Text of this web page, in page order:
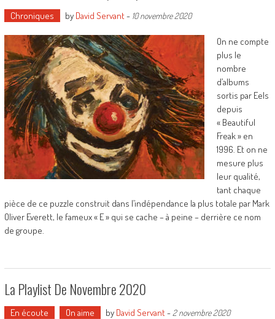
Chroniques by David Servant- 10 novembre 2020
On ne compte
plus le
nombre
d’albums
sortis par Eels
depuis
« Beautiful
Freak » en
1996. Et on ne
mesure plus
leur qualité,
tant chaque
pièce de ce puzzle construit dans l’indépendance la plus totale par Mark
Oliver Everett, le fameux « E » qui se cache – à peine – derrière ce nom
de groupe.
La Playlist De Novembre 2020
En écoute On aime by David Servant- 2 novembre 2020